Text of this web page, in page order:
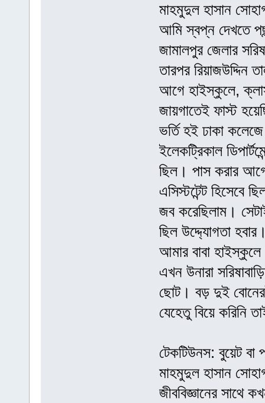
মাহমুদুল হাসান
আমি স্বপ্ন দেখতে
জামালপুর জেলার
তারপর রিয়াজউদ্দিন
আগে হাইস্কুলে,
জায়গাতেই ফাস্ট
ভর্তি হই ঢাকা
ইলেকট্রিকাল
ছিল। পাস করার
এসিস্টটেন্ট হিসেবে
জব করেছিলাম।
ছিল উদ্দ্যোগতা
আমার বাবা
এখন উনারা
ছোট। বড় দুই
যেহেতু বিয়ে
টেকটিউনস: বুয়েট বা
মাহমুদুল হাসান
জীববিজ্ঞানের